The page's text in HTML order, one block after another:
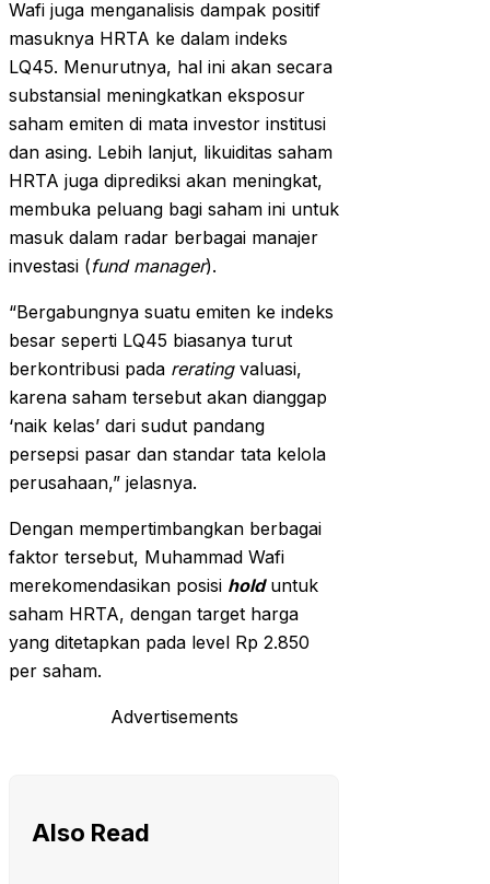
Wafi juga menganalisis dampak positif
masuknya HRTA ke dalam indeks
LQ45. Menurutnya, hal ini akan secara
substansial meningkatkan eksposur
saham emiten di mata investor institusi
dan asing. Lebih lanjut, likuiditas saham
HRTA juga diprediksi akan meningkat,
membuka peluang bagi saham ini untuk
masuk dalam radar berbagai manajer
investasi (fund manager).
“Bergabungnya suatu emiten ke indeks
besar seperti LQ45 biasanya turut
berkontribusi pada reratingvaluasi,
karena saham tersebut akan dianggap
‘naik kelas’ dari sudut pandang
persepsi pasar dan standar tata kelola
perusahaan,” jelasnya.
Dengan mempertimbangkan berbagai
faktor tersebut, Muhammad Wafi
merekomendasikan posisi holduntuk
saham HRTA, dengan target harga
yang ditetapkan pada level Rp 2.850
per saham.
Advertisements
Also Read